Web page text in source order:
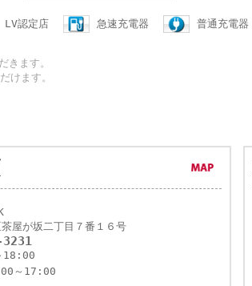
LV認定店 急速充電器 普通充電器
きます。
けます。
屋が坂二丁目７番１６号
18:00
～17:00